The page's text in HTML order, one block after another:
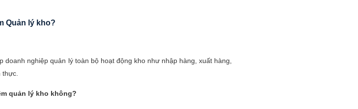
Quản lý kho?
doanh nghiệp quản lý toàn bộ hoạt động kho như nhập hàng, xuất hàng,
thực.
quản lý kho không?